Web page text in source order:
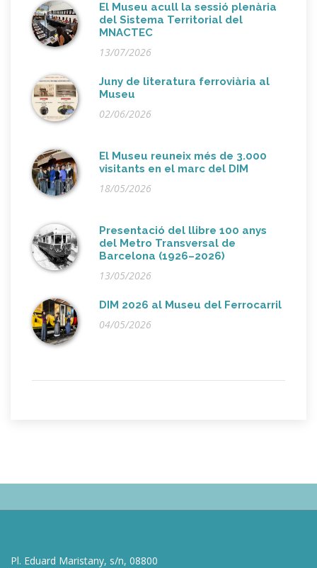
El Museu acull la sessió plenària
del Sistema Territorial del
MNACTEC
13/07/2026
Juny de literatura ferroviària al
Museu
02/06/2026
El Museu reuneix més de 3.000
visitants en el marc del DIM
18/05/2026
Presentació del llibre 100 anys
del Metro Transversal de
Barcelona (1926–2026)
13/05/2026
DIM 2026 al Museu del Ferrocarril
04/05/2026
Pl. Eduard Maristany, s/n, 08800